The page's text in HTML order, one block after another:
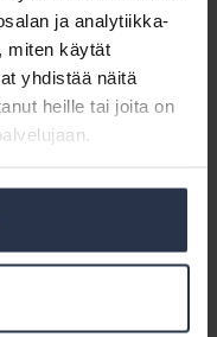
ja analytiikka-
miten käytät
yhdistää näitä
heille tai joita on
hidastaa
vuosina merkittävästi.
päätöksentekoon.
kustannuksista,
on
ehdottaneet
avustusten vakiomista
hallituskauden ajaksi.
suunnitella